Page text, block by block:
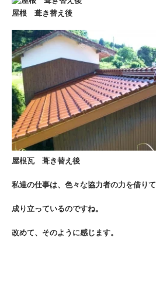
屋根 葺き替え後
屋根瓦 葺き替え後
私達の仕事は、色々な協力者の力を借りて
成り立っているのですね。
改めて、そのように感じます。